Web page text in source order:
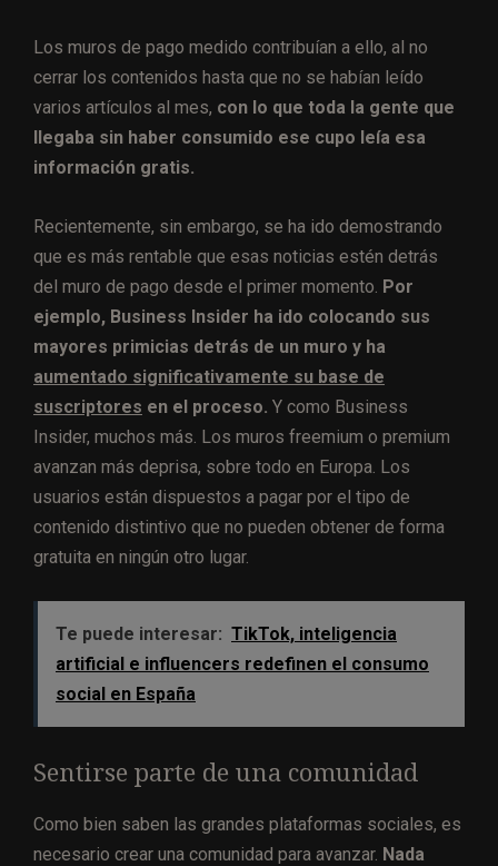
Los muros de pago medido contribuían a ello, al no
cerrar los contenidos hasta que no se habían leído
varios artículos al mes, con lo que toda la gente que
llegaba sin haber consumido ese cupo leía esa
información gratis.
Recientemente, sin embargo, se ha ido demostrando
que es más rentable que esas noticias estén detrás
del muro de pago desde el primer momento. Por
ejemplo, Business Insider ha ido colocando sus
mayores primicias detrás de un muro y ha
aumentado significativamente su base de
suscriptores en el proceso. Y como Business
Insider, muchos más. Los muros freemium o premium
avanzan más deprisa, sobre todo en Europa. Los
usuarios están dispuestos a pagar por el tipo de
contenido distintivo que no pueden obtener de forma
gratuita en ningún otro lugar.
Te puede interesar: TikTok, inteligencia
artificial e influencers redefinen el consumo
social en España
Sentirse parte de una comunidad
Como bien saben las grandes plataformas sociales, es
necesario crear una comunidad para avanzar. Nada